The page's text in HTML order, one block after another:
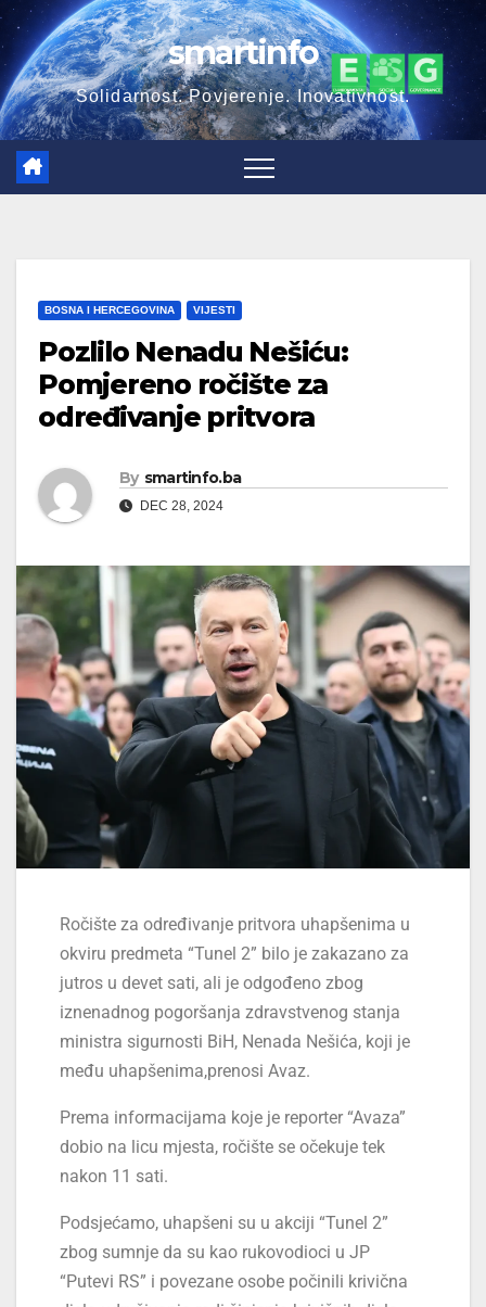
smartinfo
Solidarnost. Povjerenje. Inovativnost.
BOSNA I HERCEGOVINA VIJESTI
Pozlilo Nenadu Nešiću:
Pomjereno ročište za
određivanje pritvora
By smartinfo.ba
DEC 28, 2024
Ročište za određivanje pritvora uhapšenima u
okviru predmeta “Tunel 2” bilo je zakazano za
jutros u devet sati, ali je odgođeno zbog
iznenadnog pogoršanja zdravstvenog stanja
ministra sigurnosti BiH, Nenada Nešića, koji je
među uhapšenima,prenosi Avaz.
Prema informacijama koje je reporter “Avaza”
dobio na licu mjesta, ročište se očekuje tek
nakon 11 sati.
Podsjećamo, uhapšeni su u akciji “Tunel 2”
zbog sumnje da su kao rukovodioci u JP
“Putevi RS” i povezane osobe počinili krivična